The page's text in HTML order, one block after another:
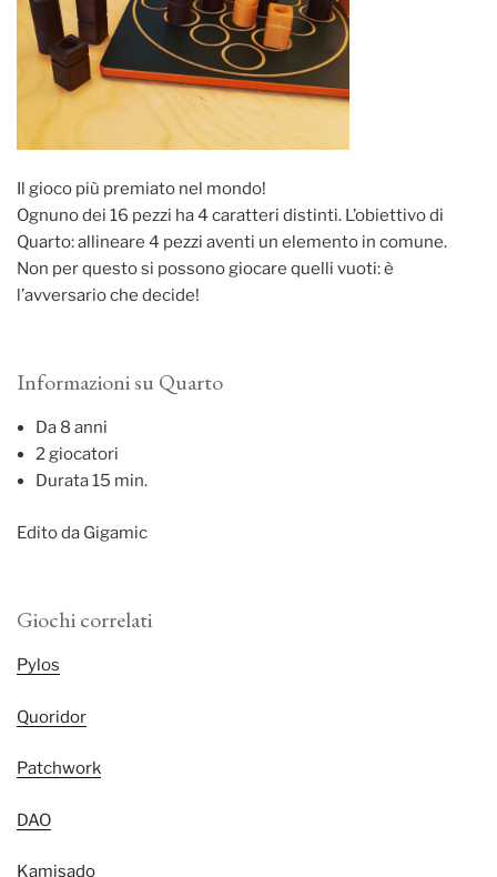
Il gioco più premiato nel mondo!
Ognuno dei 16 pezzi ha 4 caratteri distinti. L’obiettivo di
Quarto: allineare 4 pezzi aventi un elemento in comune.
Non per questo si possono giocare quelli vuoti: è
l’avversario che decide!
Informazioni su Quarto
Da 8 anni
2 giocatori
Durata 15 min.
Edito da Gigamic
Giochi correlati
Pylos
Quoridor
Patchwork
DAO
Kamisado